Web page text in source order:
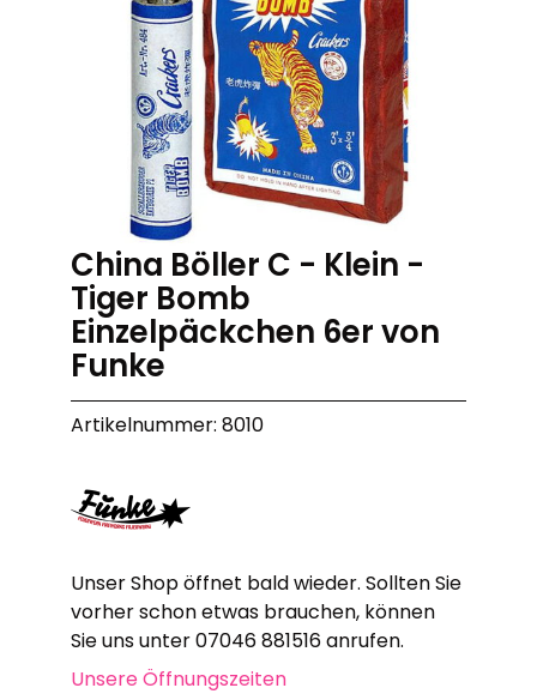
China Böller C - Klein -
Tiger Bomb
Einzelpäckchen 6er von
Funke
Artikelnummer: 8010
Unser Shop öffnet bald wieder. Sollten Sie
vorher schon etwas brauchen, können
Sie uns unter 07046 881516 anrufen.
Unsere Öffnungszeiten